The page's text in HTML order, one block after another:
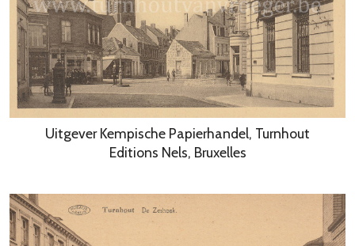
Uitgever Kempische Papierhandel, Turnhout
Editions Nels, Bruxelles